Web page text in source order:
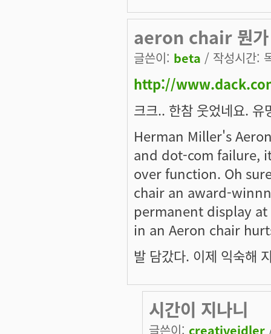
aeron chair 뭔가
글쓴이: beta / 작성시간:
http://
크크.. 한참 웃었네요.
Herman Miller's
and dot-com failure,
over function. Oh
chair an award-
permanent display
in an Aeron chair
발 담갔다. 이제 익숙해
시간이 지나니
글쓴이: creativeidler